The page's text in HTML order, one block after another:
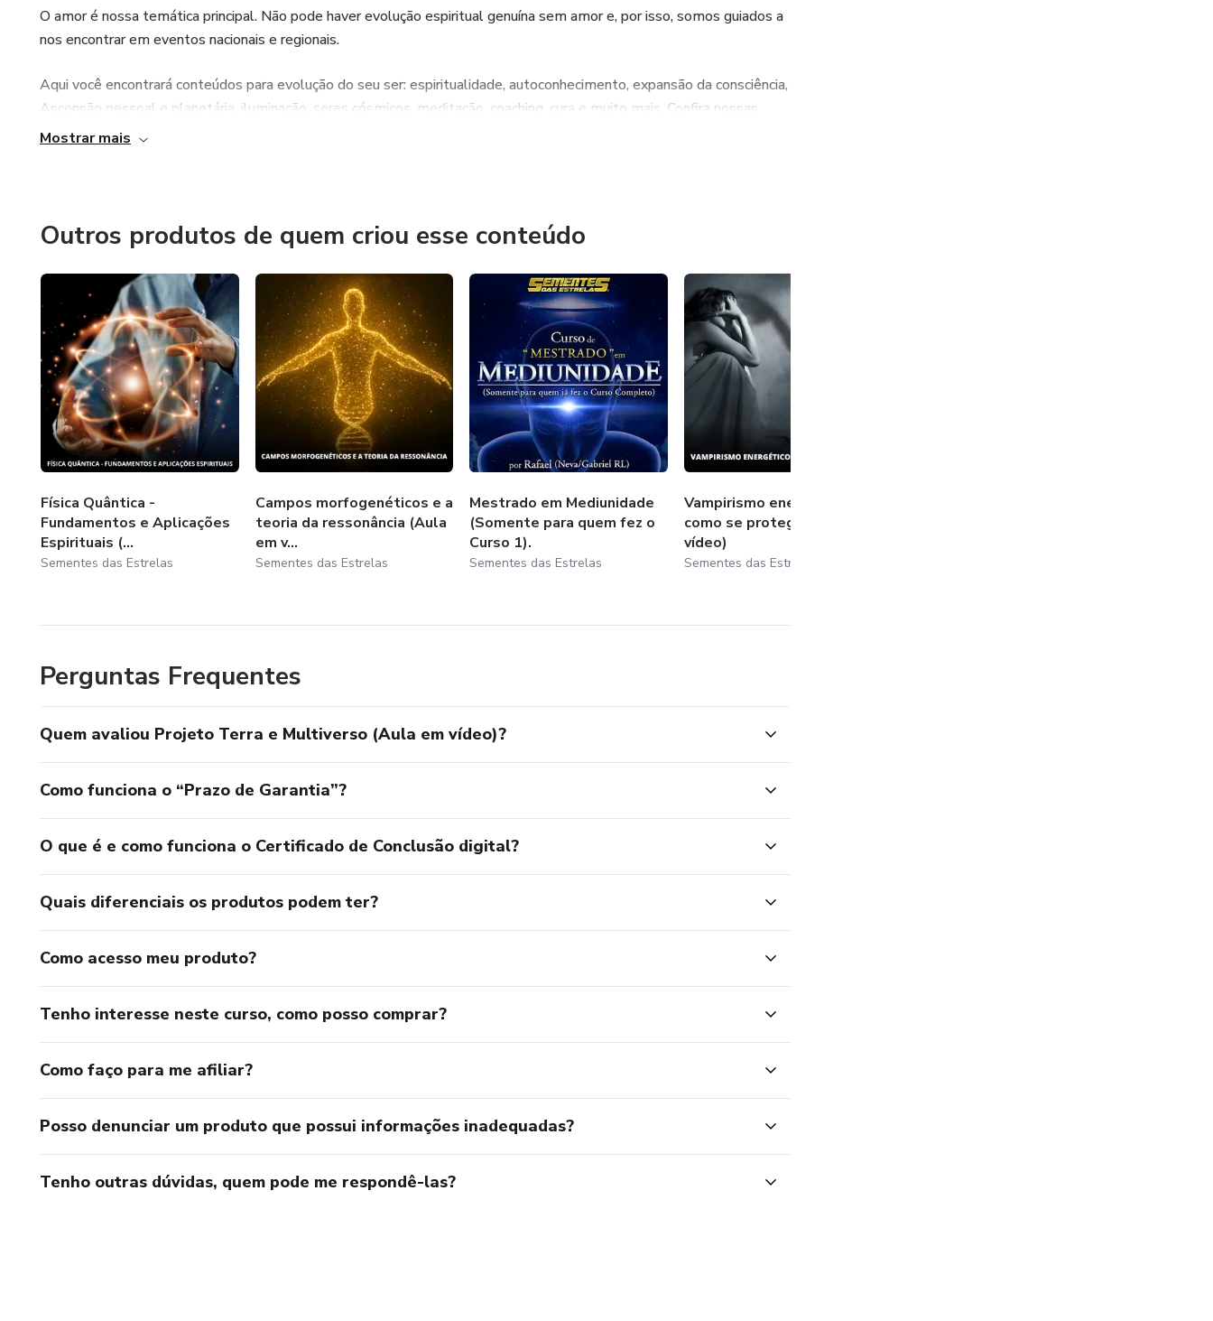
O amor é nossa temática principal. Não pode haver evolução espiritual genuína sem amor e, por isso, somos guiados a
nos encontrar em eventos nacionais e regionais.
Aqui você encontrará conteúdos para evolução do seu ser: espiritualidade, autoconhecimento, expansão da consciência,
Ascensão pessoal e planetária, iluminação, seres cósmicos, meditação, coaching, cura e muito mais. Confira nossas
palestras, cursos, eventos e atendimentos também.
Seja bem-vindo (a)!
Mostrar mais
Outros produtos de quem criou esse conteúdo
Física Quântica -
Fundamentos e Aplicações
Espirituais (...
Sementes das Estrelas
Campos morfogenéticos e a
teoria da ressonância (Aula
em v...
Sementes das Estrelas
Mestrado em Mediunidade
(Somente para quem fez o
Curso 1).
Sementes das Estrelas
Vampirismo energético e
como se proteger (Aula em
vídeo)
Sementes das Estrelas
Perguntas Frequentes
Quem avaliou Projeto Terra e Multiverso (Aula em vídeo)?
Como funciona o “Prazo de Garantia”?
O que é e como funciona o Certificado de Conclusão digital?
Quais diferenciais os produtos podem ter?
Como acesso meu produto?
Tenho interesse neste curso, como posso comprar?
Como faço para me afiliar?
Posso denunciar um produto que possui informações inadequadas?
Tenho outras dúvidas, quem pode me respondê-las?